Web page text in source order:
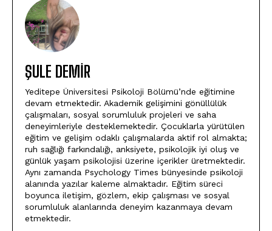
ŞULE DEMIR
Yeditepe Üniversitesi Psikoloji Bölümü’nde eğitimine
devam etmektedir. Akademik gelişimini gönüllülük
çalışmaları, sosyal sorumluluk projeleri ve saha
deneyimleriyle desteklemektedir. Çocuklarla yürütülen
eğitim ve gelişim odaklı çalışmalarda aktif rol almakta;
ruh sağlığı farkındalığı, anksiyete, psikolojik iyi oluş ve
günlük yaşam psikolojisi üzerine içerikler üretmektedir.
Aynı zamanda Psychology Times bünyesinde psikoloji
alanında yazılar kaleme almaktadır. Eğitim süreci
boyunca iletişim, gözlem, ekip çalışması ve sosyal
sorumluluk alanlarında deneyim kazanmaya devam
etmektedir.